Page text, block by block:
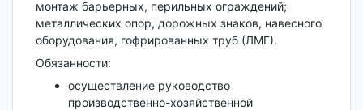
монтаж барьерных, перильных ограждений;
металлических опор, дорожных знаков, навесного
оборудования, гофрированных труб (ЛМГ).
Обязанности:
осуществление руководство
производственно-хозяйственной